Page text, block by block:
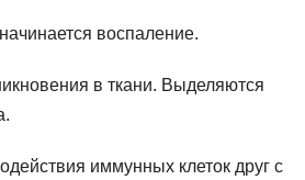
воспаление.
в ткани. Выделяются
иммунных клеток друг с